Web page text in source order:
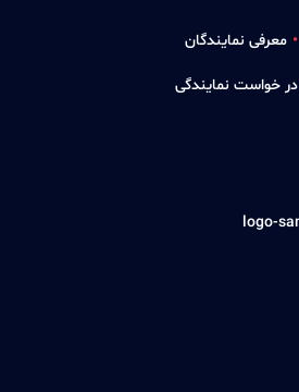
معرفی نمایندگان
در خواست نمایندگی